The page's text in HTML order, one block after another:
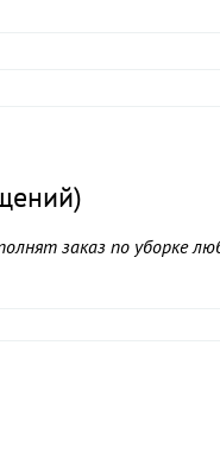
заказ по уборке